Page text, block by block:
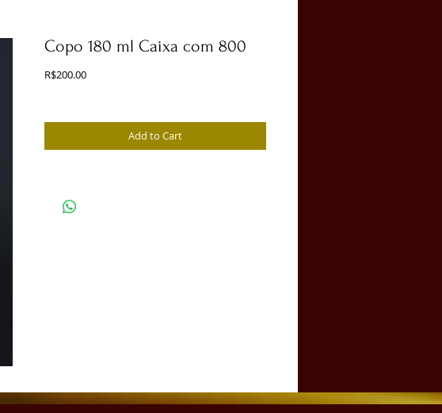
Copo 180 ml Caixa com 800
R$200.00Price
Add to Cart